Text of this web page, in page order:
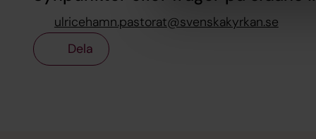
ulricehamn.pastorat@svenskakyrkan.se
Dela